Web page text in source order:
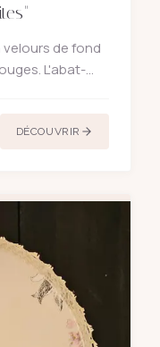
de fond
L'abat-
DÉCOUVRIR